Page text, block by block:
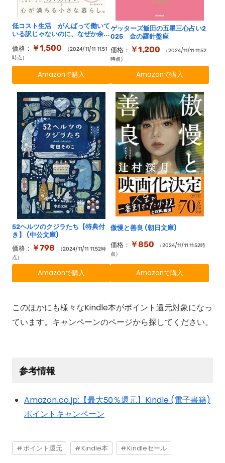
低コスト生活 がんばって働いて
いる訳じゃないのに、なぜか余裕
価格： ￥1,500
（2024/11/11 11:51
時点）
Amazonで購入
ゲッターズ飯田の五星三心占い2
025 金の羅針盤座
価格： ￥1,200
（2024/11/11 11:52
時点）
Amazonで購入
52ヘルツのクジラたち【特典付
き】 (中公文庫)
価格： ￥798
（2024/11/11 11:52時
点）
Amazonで購入
傲慢と善良 (朝日文庫)
価格： ￥850
（2024/11/11 11:52時
点）
Amazonで購入
このほかにも様々なKindle本がポイント還元対象になっ
ています。キャンペーンのページから探してください。
参考情報
Amazon.co.jp:【最大50％還元】Kindle (電子書籍)
ポイントキャンペーン
ポイント還元 Kindle本 Kindleセール